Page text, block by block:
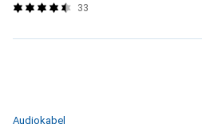
33
Audiokabel